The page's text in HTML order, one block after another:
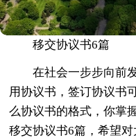
移交协议书6篇
在社会一步步向前
用协议书，签订协议书
么协议书的格式，你掌
移交协议书6篇，希望对